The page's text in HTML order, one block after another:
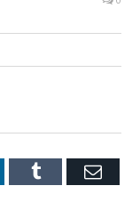
Tumblr Email